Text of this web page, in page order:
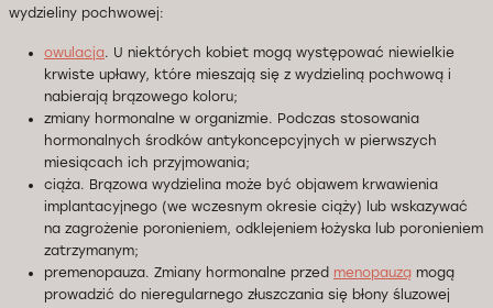
wydzieliny pochwowej:
owulacja. U niektórych kobiet mogą występować niewielkie
krwiste upławy, które mieszają się z wydzieliną pochwową i
nabierają brązowego koloru;
zmiany hormonalne w organizmie. Podczas stosowania
hormonalnych środków antykoncepcyjnych w pierwszych
miesiącach ich przyjmowania;
ciąża. Brązowa wydzielina może być objawem krwawienia
implantacyjnego (we wczesnym okresie ciąży) lub wskazywać
na zagrożenie poronieniem, odklejeniem łożyska lub poronieniem
zatrzymanym;
premenopauza. Zmiany hormonalne przed menopauzą mogą
prowadzić do nieregularnego złuszczania się błony śluzowej